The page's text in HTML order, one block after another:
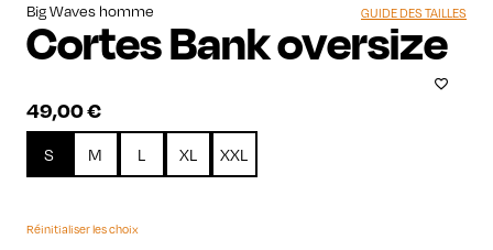
Big Waves homme
Cortes Bank oversize
49,00€
GUIDE DES TAILLES
S M L XL XXL
Réinitialiser les choix